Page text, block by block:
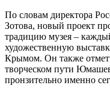
По словам директора
Зотова, новый проект
традицию музея –
художественную
Крымом. Он также
творческом пути
пронзительно именно